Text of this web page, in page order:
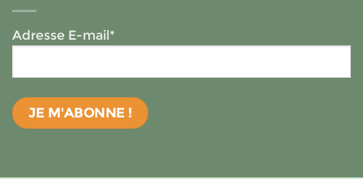
Adresse E-mail*